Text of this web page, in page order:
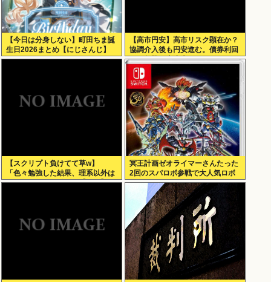
【今日は分身しない】町田ちま誕
生日2026まとめ【にじさんじ】
【高市円安】高市リスク顕在か？
協調介入後も円安進む。債券利回
りは急騰。大丈夫なのか？
【スクリプト負けてて草w】
「色々勉強した結果、理系以外は
エラー品だと気付いた【ガチ】」
冥王計画ゼオライマーさんたった
2回のスパロボ参戦で大人気ロボ
作品にwww